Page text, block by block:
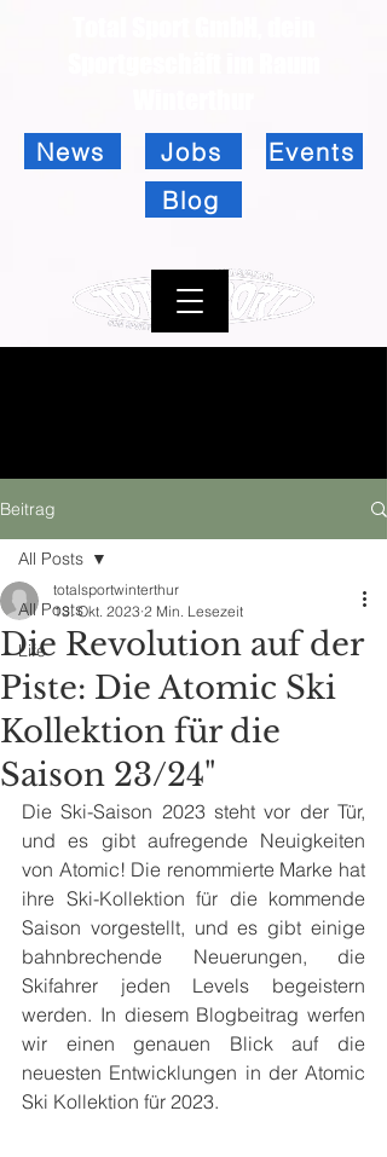
Jobs
News
Events
Blog
Beitrag
All Posts
Life
All Posts
Die Revolution auf der
Piste: Die Atomic Ski
Kollektion für die
Saison 23/24"
totalsportwinterthur
13. Okt. 2023 2 Min. Lesezeit
Die Ski-Saison 2023 steht vor der Tür,
und es gibt aufregende Neuigkeiten
von Atomic! Die renommierte Marke hat
ihre Ski-Kollektion für die kommende
Saison vorgestellt, und es gibt einige
bahnbrechende Neuerungen, die
Skifahrer jeden Levels begeistern
werden. In diesem Blogbeitrag werfen
wir einen genauen Blick auf die
neuesten Entwicklungen in der Atomic
Ski Kollektion für 2023.